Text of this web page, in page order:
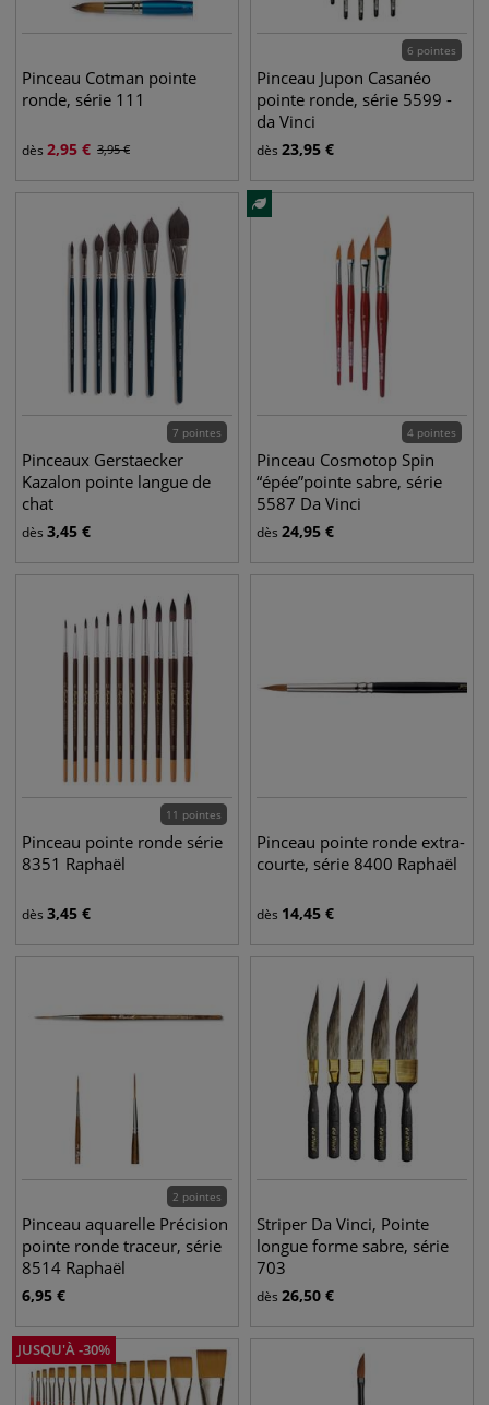
Pinceau Cotman pointe
ronde, série 111
dès 2,95 € 3,95€
6 pointes
Pinceau Jupon Casanéo
pointe ronde, série 5599 -
da Vinci
dès 23,95 €
7 pointes
Pinceaux Gerstaecker
Kazalon pointe langue de
chat
dès 3,45 €
4 pointes
Pinceau Cosmotop Spin
“épée”pointe sabre, série
5587 Da Vinci
dès 24,95 €
11 pointes
Pinceau pointe ronde série
8351 Raphaël
dès 3,45 €
Pinceau pointe ronde extra-
courte, série 8400 Raphaël
dès 14,45 €
2 pointes
Pinceau aquarelle Précision
pointe ronde traceur, série
8514 Raphaël
6,95 €
Striper Da Vinci, Pointe
longue forme sabre, série
703
dès 26,50 €
JUSQU'À-30%